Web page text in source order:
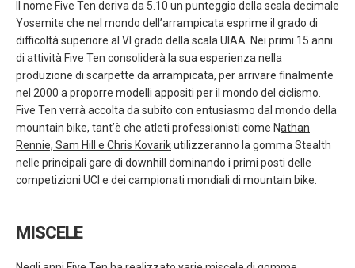
Il nome Five Ten deriva da 5.10 un punteggio della scala decimale
Yosemite che nel mondo dell’arrampicata esprime il grado di
difficoltà superiore al VI grado della scala UIAA. Nei primi 15 anni
di attività Five Ten consoliderà la sua esperienza nella
produzione di scarpette da arrampicata, per arrivare finalmente
nel 2000 a proporre modelli appositi per il mondo del ciclismo.
Five Ten verrà accolta da subito con entusiasmo dal mondo della
mountain bike, tant’è che atleti professionisti come Nathan
Rennie, Sam Hill e Chris Kovarikutilizzeranno la gomma Stealth
nelle principali gare di downhill dominando i primi posti delle
competizioni UCI e dei campionati mondiali di mountain bike.
MISCELE